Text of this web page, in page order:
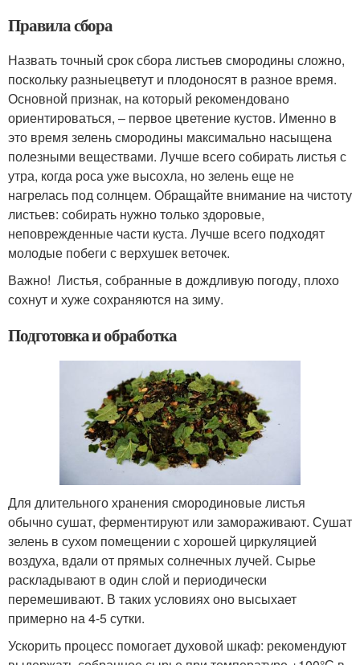
Правила сбора
Назвать точный срок сбора листьев смородины сложно,
поскольку разныецветут и плодоносят в разное время.
Основной признак, на который рекомендовано
ориентироваться, – первое цветение кустов. Именно в
это время зелень смородины максимально насыщена
полезными веществами. Лучше всего собирать листья с
утра, когда роса уже высохла, но зелень еще не
нагрелась под солнцем. Обращайте внимание на чистоту
листьев: собирать нужно только здоровые,
неповрежденные части куста. Лучше всего подходят
молодые побеги с верхушек веточек.
Важно! Листья, собранные в дождливую погоду, плохо
сохнут и хуже сохраняются на зиму.
Подготовка и обработка
Для длительного хранения смородиновые листья
обычно сушат, ферментируют или замораживают. Сушат
зелень в сухом помещении с хорошей циркуляцией
воздуха, вдали от прямых солнечных лучей. Сырье
раскладывают в один слой и периодически
перемешивают. В таких условиях оно высыхает
примерно на 4-5 сутки.
Ускорить процесс помогает духовой шкаф: рекомендуют